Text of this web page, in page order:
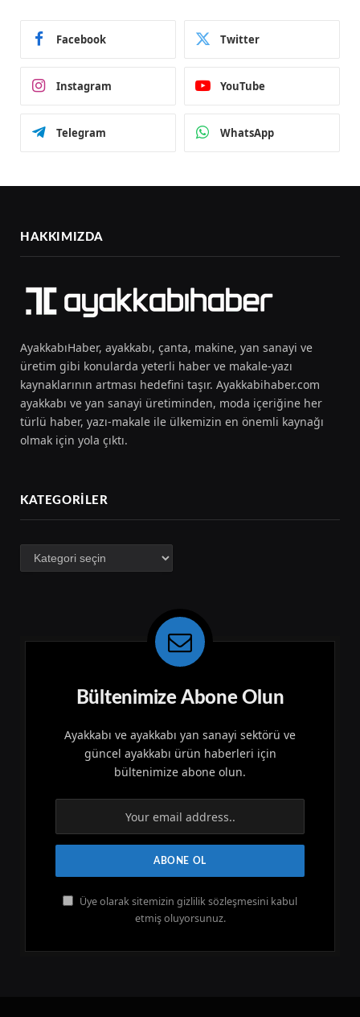
Facebook Twitter
Instagram YouTube
Telegram WhatsApp
HAKKIMIZDA
AyakkabıHaber, ayakkabı, çanta, makine, yan sanayi ve
üretim gibi konularda yeterli haber ve makale-yazı
kaynaklarının artması hedefini taşır. Ayakkabihaber.com
ayakkabı ve yan sanayi üretiminden, moda içeriğine her
türlü haber, yazı-makale ile ülkemizin en önemli kaynağı
olmak için yola çıktı.
KATEGORILER
Kategoriler
Bültenimize Abone Olun
Ayakkabı ve ayakkabı yan sanayi sektörü ve
güncel ayakkabı ürün haberleri için
bültenimize abone olun.
Üye olarak sitemizin gizlilik sözleşmesini kabul
etmiş oluyorsunuz.